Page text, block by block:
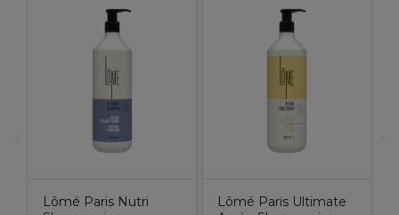
Lômé Paris Nutri
Lômé Paris Ultimate